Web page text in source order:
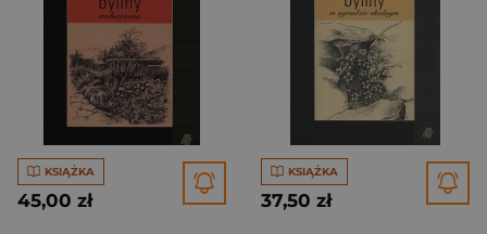
KSIĄŻKA
45,00 zł
KSIĄŻKA
37,50 zł